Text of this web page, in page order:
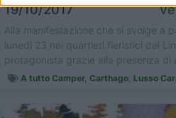
19/10/2017
Alla manifestazione che si svolge a
lunedi 23 nei quartieri fieristici del
protagonista grazie alla presenza di
A tutto Camper, Carthago, Lusso